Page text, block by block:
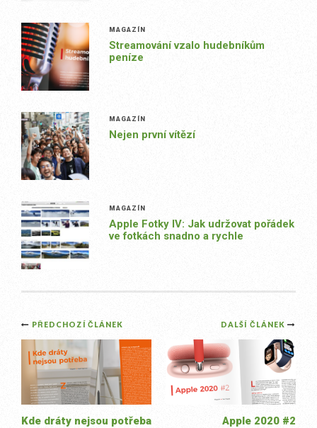
MAGAZÍN
Streamování vzalo hudebníkům
peníze
MAGAZÍN
Nejen první vítězí
MAGAZÍN
Apple Fotky IV: Jak udržovat pořádek
ve fotkách snadno a rychle
Post
navigation
DALŠÍ ČLÁNEK
Apple 2020 #2
PŘEDCHOZÍ ČLÁNEK
Kde dráty nejsou potřeba